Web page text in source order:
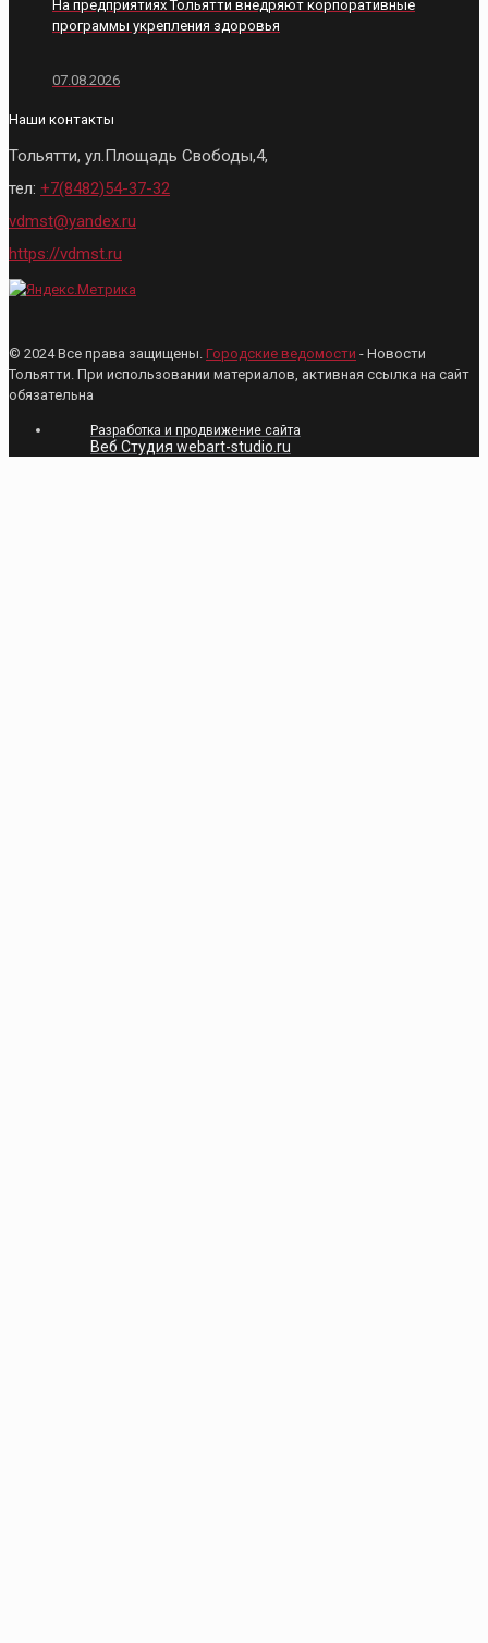
На предприятиях Тольятти внедряют корпоративные
программы укрепления здоровья
07.08.2026
Наши контакты
Тольятти, ул.Площадь Свободы,4,
тел: +7(8482)54-37-32
vdmst@yandex.ru
https://vdmst.ru
© 2024 Все права защищены. Городские ведомости - Новости
Тольятти. При использовании материалов, активная ссылка на сайт
обязательна
Разработка и продвижение сайта
Веб Студия webart-studio.ru